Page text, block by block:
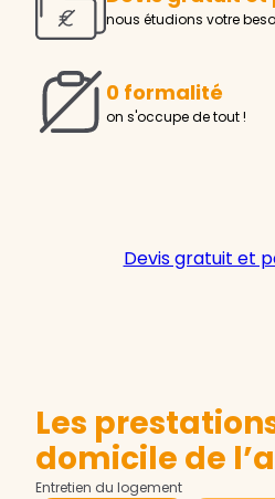
nous étudions votre
0 formalité
on s'occupe de tout !
Devis gratuit et
Les
domicile de
Entretien du logement